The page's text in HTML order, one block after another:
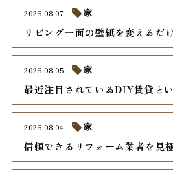
リビング一面の壁紙を変えるだ
2026.08.07 家
最近注目されているDIY賃貸と
2026.08.05 家
信頼できるリフォーム業者を見
2026.08.04 家